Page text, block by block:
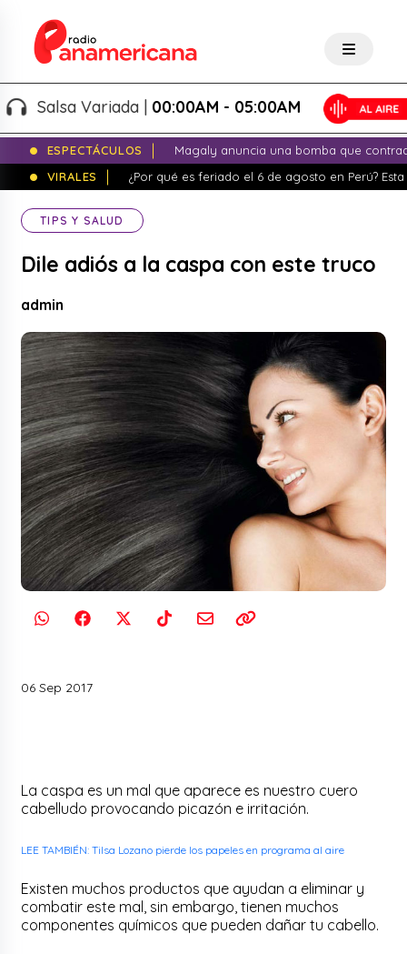
Salsa Variada |00:00AM - 05:00AM
ESPECTÁCULOS
Magaly anuncia una bomba que
VIRALES
¿Por qué es feriado el 6 de agosto en Perú?
TIPS Y SALUD
Dile adiós a la caspa con este truco
admin
06 Sep 2017
La caspa es un mal que aparece es nuestro cuero
cabelludo provocando picazón e irritación.
LEE TAMBIÉN: Tilsa Lozano pierde los papeles en programa al aire
Existen muchos productos que ayudan a eliminar y
combatir este mal, sin embargo, tienen muchos
componentes químicos que pueden dañar tu cabello.